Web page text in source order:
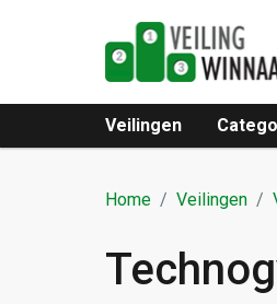
Veilingen
Home Veilingen